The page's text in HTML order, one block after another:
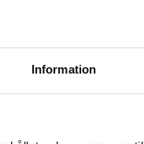
Information